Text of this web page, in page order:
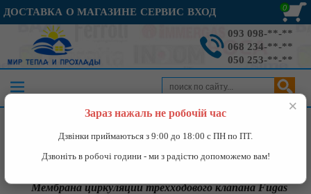
ДОСТАВКА О МАГАЗИНЕ СЕРВИС ВХОД 0
093 098-**-**
068 234-**-**
050 253-**-**
Запчасти к газовым котлам»Мембрана циркуляции
трехходового клапана Fugas
Мембрана циркуляции трехходового клапана Fugas
×
Зараз нажаль не робочій час
Дзвінки приймаються з 9:00 до 18:00 с ПН по ПТ.
Дзвоніть в робочі години - ми з радістю допоможемо вам!